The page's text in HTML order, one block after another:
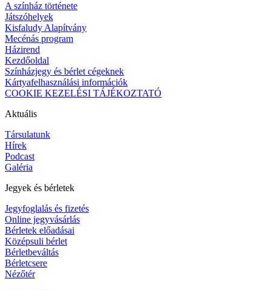
A színház története
Játszóhelyek
Kisfaludy Alapítvány
Mecénás program
Házirend
Kezdőoldal
Színházjegy és bérlet cégeknek
Kártyafelhasználási információk
COOKIE KEZELÉSI TÁJÉKOZTATÓ
Aktuális
Társulatunk
Hírek
Podcast
Galéria
Jegyek és bérletek
Jegyfoglalás és fizetés
Online jegyvásárlás
Bérletek előadásai
Középsuli bérlet
Bérletbeváltás
Bérletcsere
Nézőtér